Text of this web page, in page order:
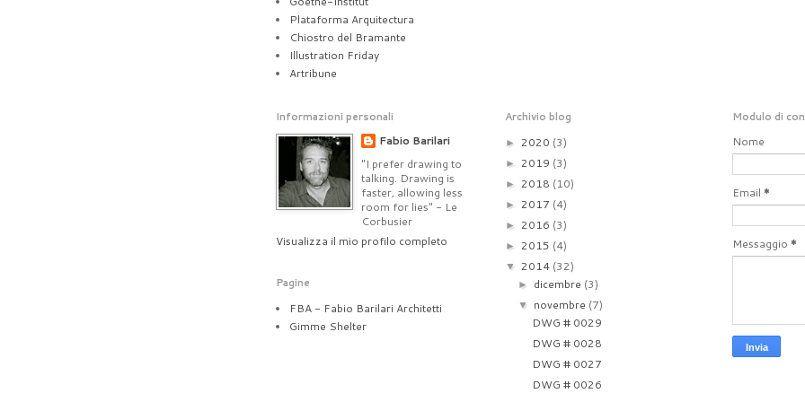
Plataforma Arquitectura
Chiostro del Bramante
Illustration Friday
Artribune
Informazioni personali
Fabio Barilari
"I prefer drawing to
talking. Drawing is
faster, allowing less
room for lies" - Le
Corbusier
Visualizza il mio profilo completo
Pagine
FBA - Fabio Barilari Architetti
Gimme Shelter
Archivio blog
► 2020 (3)
► 2019 (3)
► 2018 (10)
► 2017 (4)
► 2016 (3)
► 2015 (4)
▼ 2014 (32)
► dicembre (3)
▼ novembre (7)
DWG # 0029
DWG # 0028
DWG # 0027
DWG # 0026
Modulo di
Nome
Email *
Messaggio *